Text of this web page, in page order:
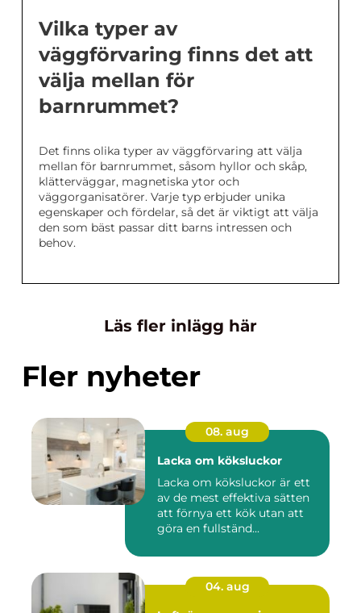
Vilka typer av
väggförvaring finns det att
välja mellan för
barnrummet?
Det finns olika typer av väggförvaring att välja
mellan för barnrummet, såsom hyllor och skåp,
klätterväggar, magnetiska ytor och
väggorganisatörer. Varje typ erbjuder unika
egenskaper och fördelar, så det är viktigt att välja
den som bäst passar ditt barns intressen och
behov.
Läs fler inlägg här
Fler nyheter
08. aug
Lacka om köksluckor
Lacka om köksluckor är ett
av de mest effektiva sätten
att förnya ett kök utan att
göra en fullständ...
04. aug